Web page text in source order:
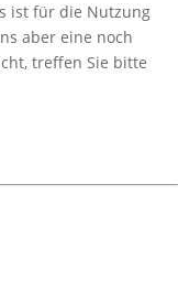
ist für die Nutzung
aber eine noch
treffen Sie bitte